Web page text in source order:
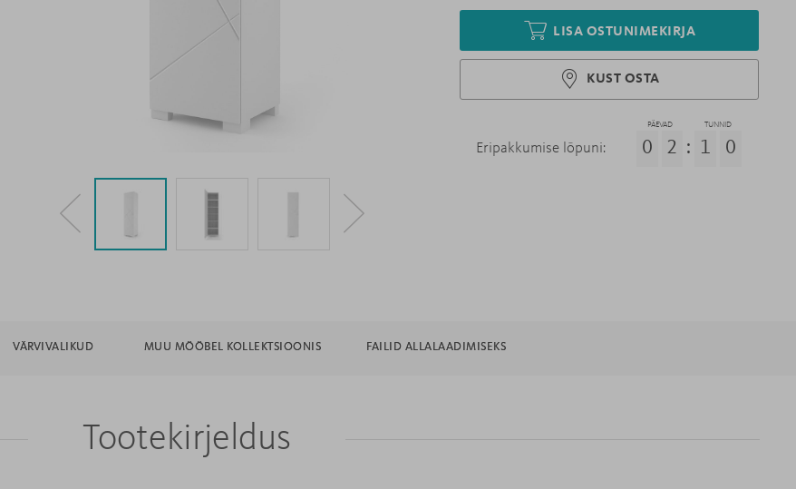
LISA OSTUNIMEKIRJA
KUST OSTA
Eripakkumise lõpuni:
PÄEVAD
0 2 :
TUNNID
1 0
VÄRVIVALIKUD MUU MÖÖBEL KOLLEKTSIOONIS FAILID ALLALAADIMISEKS
Tootekirjeldus